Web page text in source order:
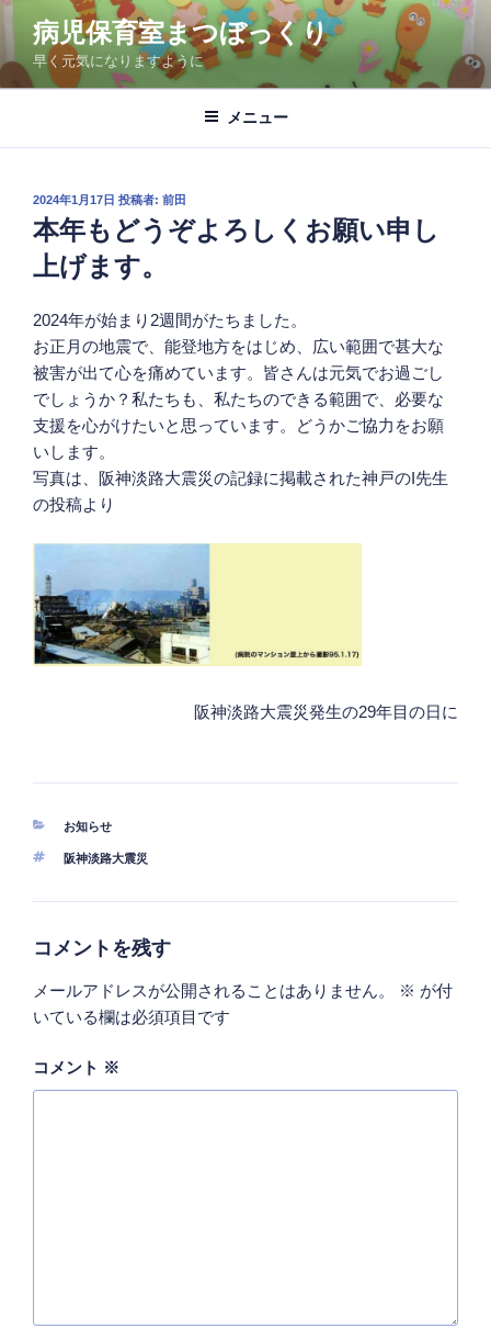
テ
ン
へ
病児保育室まつぼっくり
早く元気になりますように
メニュー
投
日:
2024年1月17日 投稿者: 前田
本年もどうぞよろしくお願い申し
上げます。
2024年が始まり2週間がたちました。
お正月の地震で、能登地方をはじめ、広い範囲で甚大な
被害が出て心を痛めています。皆さんは元気でお過ごし
でしょうか？私たちも、私たちのできる範囲で、必要な
支援を心がけたいと思っています。どうかご協力をお願
いします。
写真は、阪神淡路大震災の記録に掲載された神戸のI先生
の投稿より
阪神淡路大震災発生の29年目の日に
分
お知らせ
タ
阪神淡路大震災
コメントを残す
メールアドレスが公開されることはありません。 ※ が付
いている欄は必須項目です
コメント ※